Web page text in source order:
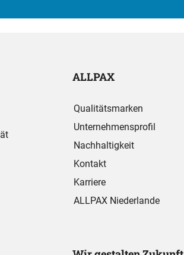
ALLPAX
Qualitätsmarken
Unternehmensprofil
Nachhaltigkeit
Kontakt
Karriere
ALLPAX Niederlande